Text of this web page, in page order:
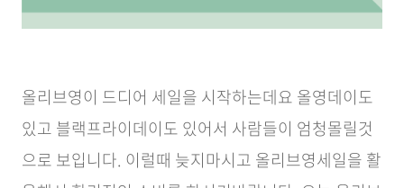
올리브영이 드디어 세일을 시작하는데요 올영데이도
있고 블랙프라이데이도 있어서 사람들이 엄청몰릴것
으로 보입니다. 이럴때 늦지마시고 올리브영세일을 활